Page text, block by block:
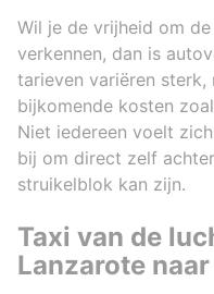
Wil je de vrijheid om
verkennen, dan is
tarieven variëren sterk,
bijkomende kosten
Niet iedereen voelt
bij om direct zelf
struikelblok kan zijn.
Taxi van de
Lanzarote